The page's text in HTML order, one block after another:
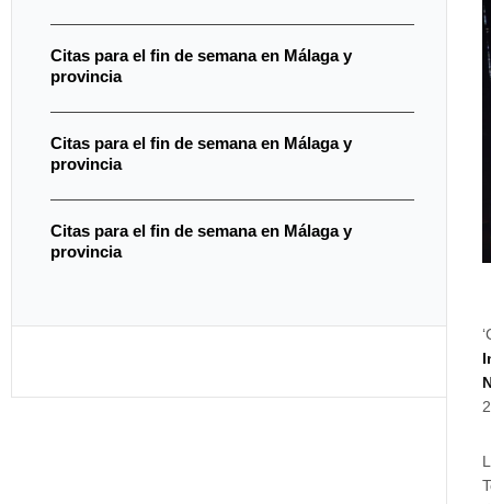
Citas para el fin de semana en Málaga y
provincia
Citas para el fin de semana en Málaga y
provincia
Citas para el fin de semana en Málaga y
provincia